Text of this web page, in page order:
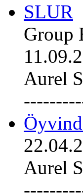
SLUR
Group
Aurel
Aurel